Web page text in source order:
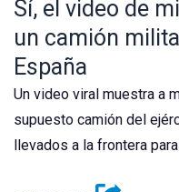
Sí, el video de
un camión
España
Un video viral muestra a
supuesto camión del
llevados a la frontera